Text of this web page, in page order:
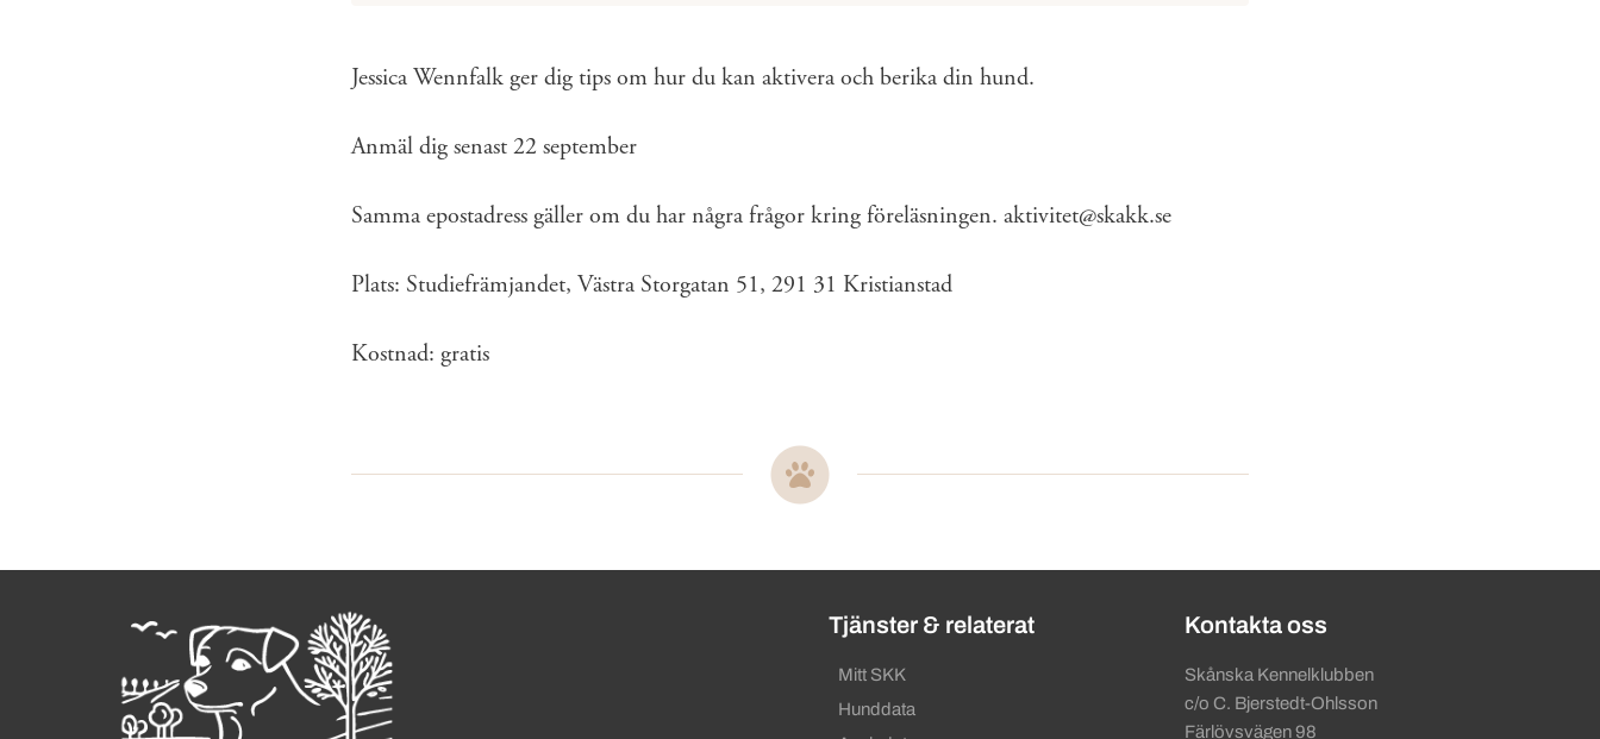
Jessica Wennfalk ger dig tips om hur du kan aktivera och berika din hund.
Anmäl dig senast 22 september
Samma epostadress gäller om du har några frågor kring föreläsningen. aktivitet@skakk.se
Plats: Studiefrämjandet, Västra Storgatan 51, 291 31 Kristianstad
Kostnad: gratis
Sidinformation och användbara länkar
Köpa hund startsida Tjänster & relaterat
Mitt SKK
Hunddata
Kontakta oss
Skånska Kennelklubben
c/o C. Bjerstedt-Ohlsson
Färlövsvägen 98